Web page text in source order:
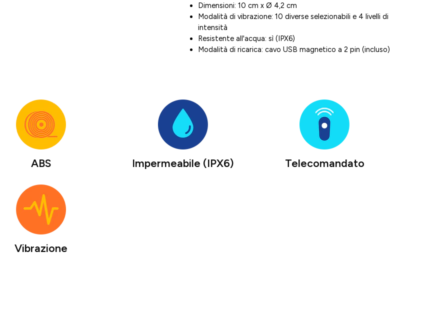
Dimensioni: 10 cm x Ø 4,2 cm
Modalità di vibrazione: 10 diverse selezionabili e 4 livelli di
intensità
Resistente all'acqua: sì (IPX6)
Modalità di ricarica: cavo USB magnetico a 2 pin (incluso)
ABS Impermeabile (IPX6) Telecomandato
Vibrazione